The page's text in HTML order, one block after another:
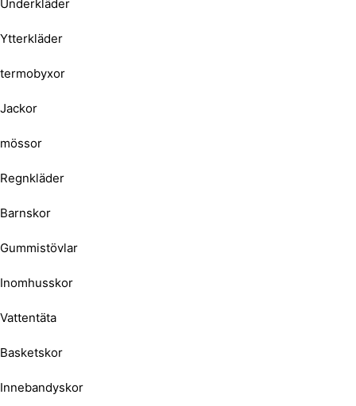
Underkläder
Ytterkläder
termobyxor
Jackor
mössor
Regnkläder
Barnskor
Gummistövlar
Inomhusskor
Vattentäta
Basketskor
Innebandyskor